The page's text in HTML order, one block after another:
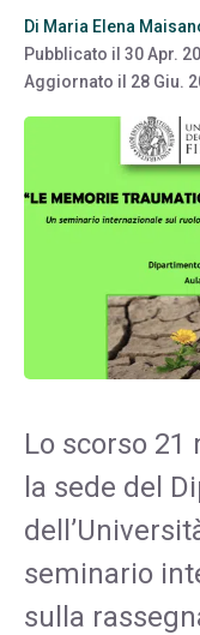
Di Maria Elena
Pubblicato il 30 Apr.
Aggiornato il 28 Giu.
Lo scorso
la sede del
seminario
sulla